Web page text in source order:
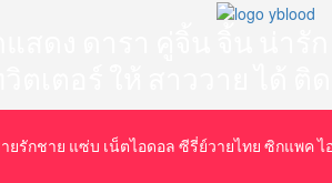
รักชาย แซ่บ เน็ตไอดอล ซีรี่ย์วายไทย ซิกแพค